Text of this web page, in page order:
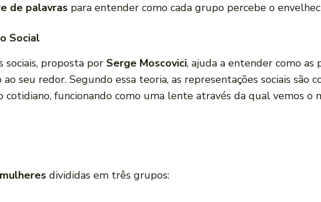
de palavras para entender como cada grupo percebe o
Social
sociais, proposta por Serge Moscovici, ajuda a entender como as
seu redor. Segundo essa teoria, as representações sociais são
cotidiano, funcionando como uma lente através da qual vemos o
divididas em três grupos: